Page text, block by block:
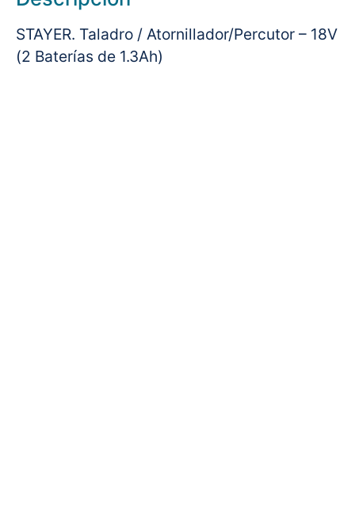
STAYER. Taladro / Atornillador/Percutor – 18V
(2 Baterías de 1.3Ah)